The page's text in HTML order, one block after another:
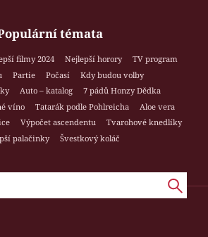
témata
filmy 2024 Nejlepší horory
TV program
Partie Počasí
Kdy budou volby
Auto – katalog
7 pádů Honzy Dědka
víno Tatarák podle Pohlreicha
Aloe vera
Výpočet ascendentu
Tvarohové knedlíky
palačinky
Švestkový koláč